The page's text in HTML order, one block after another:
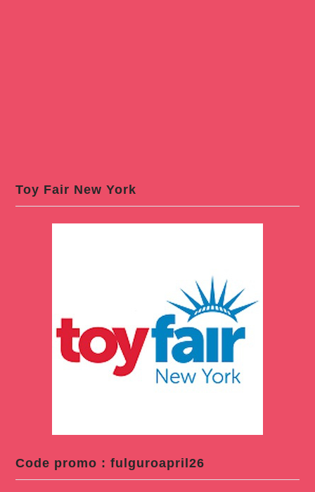
Toy Fair New York
Code promo : fulguroapril26